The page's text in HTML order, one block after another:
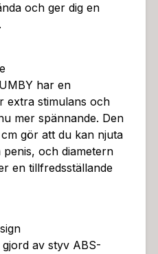
och ger dig en
har en
extra stimulans och
mer spännande. Den
gör att du kan njuta
och diametern
en tillfredsställande
av styv ABS-